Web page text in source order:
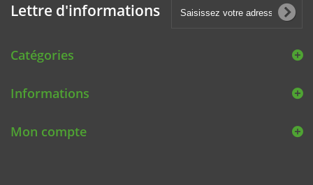
Lettre d'informations
Catégories
Informations
Mon compte